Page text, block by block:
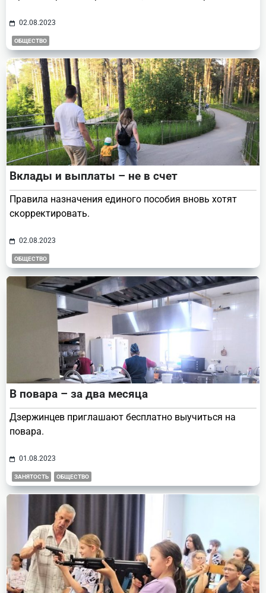
02.08.2023
ОБЩЕСТВО
Вклады и выплаты – не в счет
Правила назначения единого пособия вновь хотят
скорректировать.
02.08.2023
ОБЩЕСТВО
В повара – за два месяца
Дзержинцев приглашают бесплатно выучиться на
повара.
01.08.2023
ЗАНЯТОСТЬ ОБЩЕСТВО